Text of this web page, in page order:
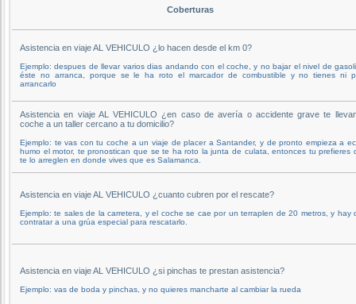
Coberturas
Asistencia en viaje AL VEHICULO ¿lo hacen desde el km 0?
Ejemplo: despues de llevar varios dias andando con el coche, y no bajar el nivel de
éste no arranca, porque se le ha roto el marcador de combustible y no tienes ni
arrancarlo
Asistencia en viaje AL VEHICULO ¿en caso de avería o accidente grave te
coche a un taller cercano a tu domicilio?
Ejemplo: te vas con tu coche a un viaje de placer a Santander, y de pronto empieza a
humo el motor, te pronostican que se te ha roto la junta de culata, entonces tu prefieres
te lo arreglen en donde vives que es Salamanca.
Asistencia en viaje AL VEHICULO ¿cuanto cubren por el rescate?
Ejemplo: te sales de la carretera, y el coche se cae por un terraplen de 20 metros, y hay
contratar a una grúa especial para rescatarlo.
Asistencia en viaje AL VEHICULO ¿si pinchas te prestan asistencia?
Ejemplo: vas de boda y pinchas, y no quieres mancharte al cambiar la rueda